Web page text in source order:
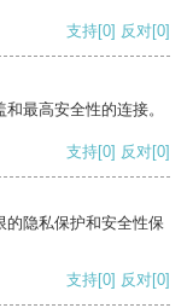
支持[0] 反对[0]
最高安全性的连接。
支持[0] 反对[0]
的隐私保护和安全性保
支持[0] 反对[0]